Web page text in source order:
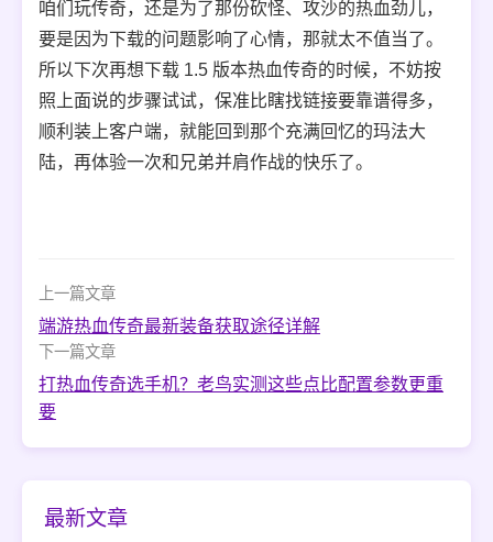
咱们玩传奇，还是为了那份砍怪、攻沙的热血劲儿，
要是因为下载的问题影响了心情，那就太不值当了。
所以下次再想下载 1.5 版本热血传奇的时候，不妨按
照上面说的步骤试试，保准比瞎找链接要靠谱得多，
顺利装上客户端，就能回到那个充满回忆的玛法大
陆，再体验一次和兄弟并肩作战的快乐了。
上一篇文章
端游热血传奇最新装备获取途径详解
下一篇文章
打热血传奇选手机？老鸟实测这些点比配置参数更重
要
最新文章